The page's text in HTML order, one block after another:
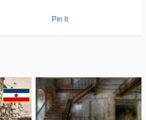
Pin It